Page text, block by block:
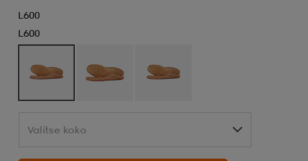
L600
L600
Valitse koko
Valitse koko